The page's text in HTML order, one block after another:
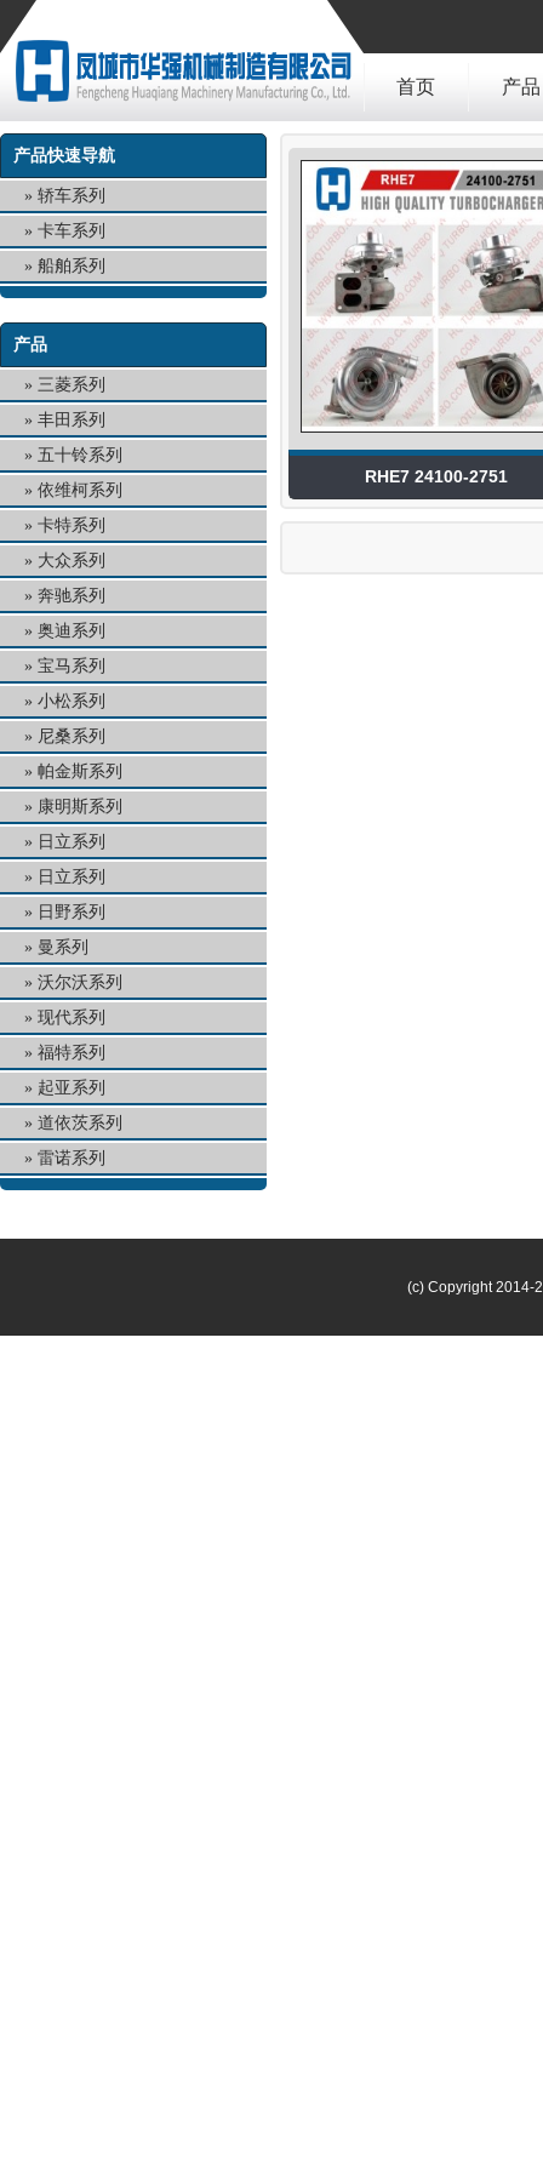
首页 产品
产品快速导航
轿车系列
卡车系列
船舶系列
产品
三菱系列
丰田系列
五十铃系列
依维柯系列
卡特系列
大众系列
奔驰系列
奥迪系列
宝马系列
小松系列
尼桑系列
帕金斯系列
康明斯系列
日立系列
日立系列
日野系列
曼系列
沃尔沃系列
现代系列
福特系列
起亚系列
道依茨系列
雷诺系列
RHE7 24100-2751
(c) Copyright 2014-